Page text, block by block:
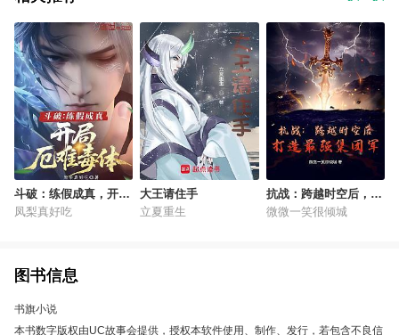
斗破：练假成真，开局
厄难毒体
凤梨真好吃
大王请住手
立夏重生
抗战：跨越时空后，打
造最强集团军！
微微一笑很倾城
图书信息
书旗小说
本书数字版权由UC故事会提供，授权本软件使用、制作、发行，若包含不良信